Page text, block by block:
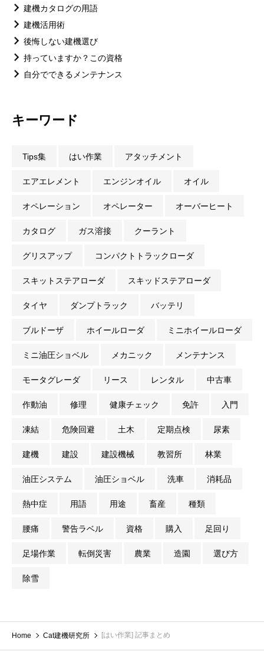
建機カタログの用語
建機活用術
後悔しない建機選び
持っていますか？この資格
自分でできるメンテナンス
キーワード
Tips集 はい作業 アタッチメント
エアエレメント エンジンオイル オイル
オペレーション オペレーター オーバーヒート
カタログ ガス溶接 クーラント
グリスアップ コンパクトトラックローダ
スキットステアローダ スキッドステアローダ
タイヤ ダンプトラック バッテリ
ブルドーザ ホイールローダ ミニホイールローダ
ミニ油圧ショベル メカニック メンテナンス
モータグレーダ リース レンタル 中古車
作動油 修理 健康チェック 免許 入門
凍結 危険回避 土木 定期点検 尿素
建機 建設 建設機械 教習所 林業
油圧システム 油圧ショベル 洗車 消耗品
熱中症 用語 用途 畜産 種類
腰痛 警告ラベル 資格 購入 足回り
足場作業 転倒災害 農業 造園 選び方
除雪
Home Cat建機研究所 [はい作業] 記事まとめ